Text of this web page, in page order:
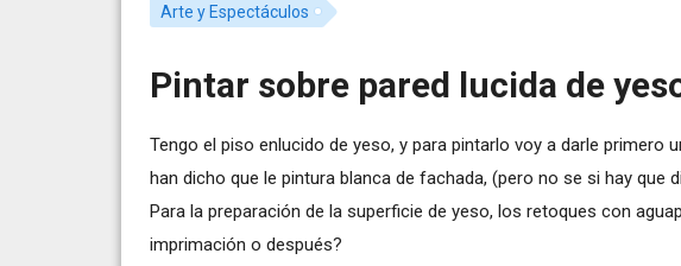
Arte y Espectáculos
Pintar sobre pared lucida de
Tengo el piso enlucido de yeso, y para pintarlo voy a darle primero
han dicho que le pintura blanca de fachada, (pero no se si hay que
Para la preparación de la superficie de yeso, los retoques con
imprimación o después?